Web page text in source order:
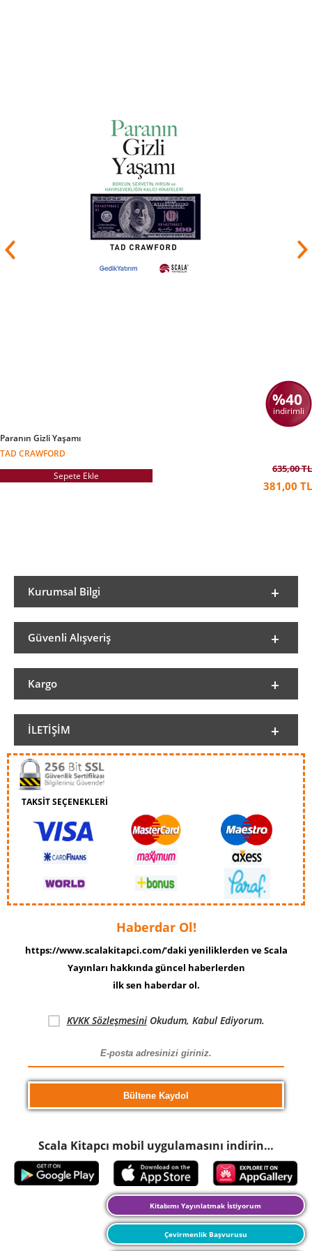
%40
indirimli
Paranın Gizli Yaşamı
TAD CRAWFORD
Sepete Ekle
635,00 TL
381,00 TL
Kurumsal Bilgi
Güvenli Alışveriş
Kargo
İLETIŞIM
TAKSİT SEÇENEKLERİ
Haberdar Ol!
https://www.scalakitapci.com/’daki yeniliklerden ve Scala
Yayınları hakkında güncel haberlerden
ilk sen haberdar ol.
KVKK SözleşmesiniOkudum, Kabul Ediyorum.
Scala Kitapcı mobil uygulamasını indirin…
Kitabımı Yayınlatmak İstiyorum
Çevirmenlik Başvurusu